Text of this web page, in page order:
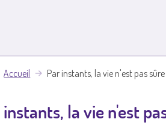
Accueil Par instants, la vie n'est pas sûre
instants, la vie n'est